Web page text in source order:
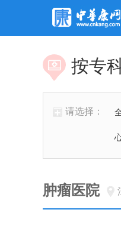
按专
请选择：
肿瘤医院